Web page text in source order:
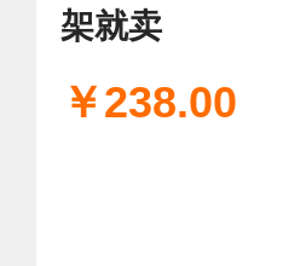
架就卖
￥238.00